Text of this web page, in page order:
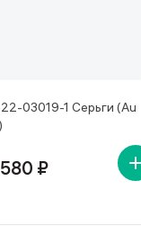
03019-1 Серьги (Au
₽